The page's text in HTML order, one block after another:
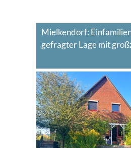
Mielkendorf:
gefragter Lage mit